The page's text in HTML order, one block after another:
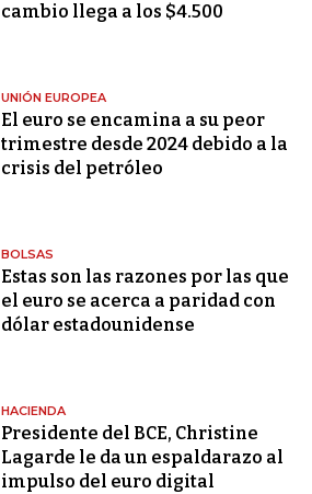
cambio llega a los $4.500
UNIÓN EUROPEA
El euro se encamina a su peor
trimestre desde 2024 debido a la
crisis del petróleo
BOLSAS
Estas son las razones por las que
el euro se acerca a paridad con
dólar estadounidense
HACIENDA
Presidente del BCE, Christine
Lagarde le da un espaldarazo al
impulso del euro digital